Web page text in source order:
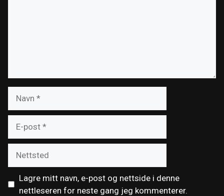
post
Lagre mitt navn, e-post og nettside i denne
nettleseren for neste gang jeg kommenterer.